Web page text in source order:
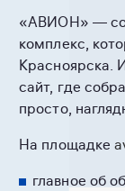
«АВИОН» —
комплекс,
Красноярска.
сайт, где
просто,
На площадке
главное об